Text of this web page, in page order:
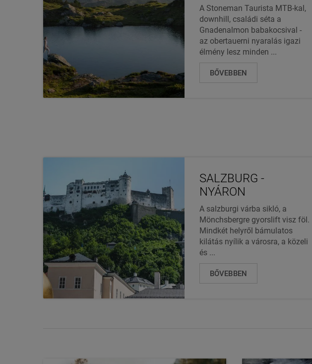
A Stoneman Taurista MTB-kal,
downhill, családi séta a
Gnadenalmon babakocsival -
az obertauerni nyaralás igazi
élmény lesz minden ...
BŐVEBBEN
SALZBURG -
NYÁRON
A salzburgi várba sikló, a
Mönchsbergre gyorslift visz föl.
Mindkét helyről bámulatos
kilátás nyílik a városra, a közeli
és ...
BŐVEBBEN